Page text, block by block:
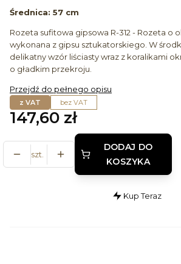
Średnica: 57 cm
Rozeta sufitowa gipsowa R-312 - Rozeta o
wykonana z gipsu sztukatorskiego. W
delikatny wzór liściasty wraz z koralikami
o gładkim przekroju.
Przejdź do pełnego opisu
z VAT bez VAT
Cena
147,60 zł
szt.
DODAJ DO
KOSZYKA
Kup Teraz